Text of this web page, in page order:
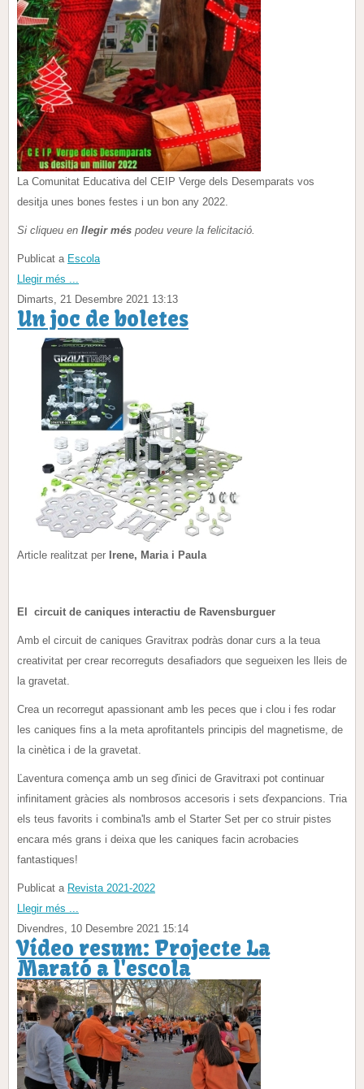
La Comunitat Educativa del CEIP Verge dels Desemparats vos
desitja unes bones festes i un bon any 2022.
Si cliqueu en llegir més podeu veure la felicitació.
Publicat a Escola
Llegir més ...
Dimarts, 21 Desembre 2021 13:13
Un joc de boletes
Article realitzat per Irene, Maria i Paula
El circuit de caniques interactiu de Ravensburguer
Amb el circuit de caniques Gravitrax podràs donar curs a la teua
creativitat per crear recorreguts desafiadors que segueixen les lleis de
la gravetat.
Crea un recorregut apassionant amb les peces que i clou i fes rodar
les caniques fins a la meta aprofitantels principis del magnetisme, de
la cinètica i de la gravetat.
Ľaventura comença amb un seg ďinici de Gravitraxi pot continuar
infinitament gràcies als nombrosos accesoris i sets ďexpancions. Tria
els teus favorits i combina'ls amb el Starter Set per co struir pistes
encara més grans i deixa que les caniques facin acrobacies
fantastiques!
Publicat a Revista 2021-2022
Llegir més ...
Divendres, 10 Desembre 2021 15:14
Vídeo resum: Projecte La
Marató a l'escola